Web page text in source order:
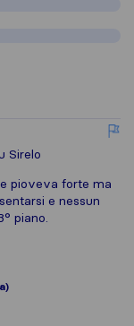
Sirelo
pioveva forte ma
e nessun
piano.